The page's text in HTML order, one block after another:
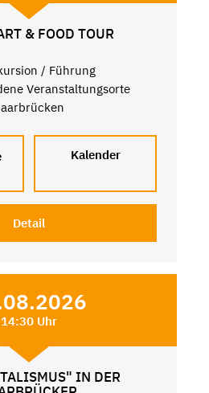
& FOOD TOUR
/ Führung
Veranstaltungsorte
Kalender
Detail
14:30 Uhr
IN DER